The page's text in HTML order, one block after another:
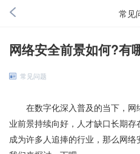
常见
网络安全前景如何?有
常见问题
在数字化深入普及的当下，网
业前景持续向好，人才缺口长期存
成为许多人追捧的行业，那么网